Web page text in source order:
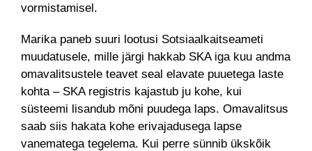
vormistamisel.
Marika paneb suuri lootusi Sotsiaalkaitseameti
muudatusele, mille järgi hakkab SKA iga kuu andma
omavalitsustele teavet seal elavate puuetega laste
kohta – SKA registris kajastub ju kohe, kui
süsteemi lisandub mõni puudega laps. Omavalitsus
saab siis hakata kohe erivajadusega lapse
vanematega tegelema. Kui perre sünnib ükskõik